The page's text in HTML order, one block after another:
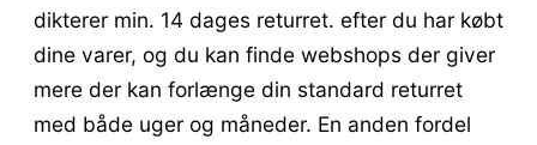
dikterer min. 14 dages returret. efter du har købt
dine varer, og du kan finde webshops der giver
mere der kan forlænge din standard returret
med både uger og måneder. En anden fordel